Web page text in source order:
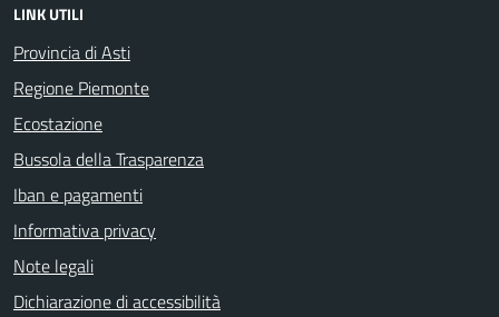
LINK UTILI
Provincia di Asti
Regione Piemonte
Ecostazione
Bussola della Trasparenza
Iban e pagamenti
Informativa privacy
Note legali
Dichiarazione di accessibilità